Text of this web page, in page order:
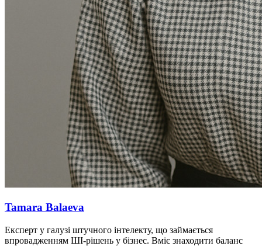
Tamara Balaeva
Експерт у галузі штучного інтелекту, що займається
впровадженням ШІ-рішень у бізнес. Вміє знаходити баланс